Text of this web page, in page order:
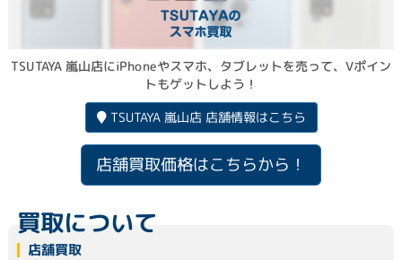
TSUTAYA 嵐山店にiPhoneやスマホ、タブレットを売って、Vポイン
トもゲットしよう！
TSUTAYA 嵐山店 店舗情報はこちら
店舗買取価格はこちらから！
買取について
店舗買取